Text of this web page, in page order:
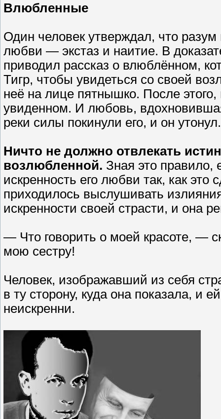
Влюбленные
Один человек утверждал, что
любви — экстаз и наитие. В
приводил рассказ о влюблённом,
Тигр, чтобы увидеться со своей
неё на лице пятнышко. После
увиденном. И любовь,
реки силы покинули его, и он утонул.
Ничто не должно отвлекать
возлюбленной. Зная это правило,
искренность его любви так, как
приходилось выслушивать
искренности своей страсти, и она
— Что говорить о моей красоте, —
мою сестру!
Человек, изображавший из себя
в ту сторону, куда она показала, и
неискренни.